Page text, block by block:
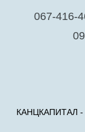
067-416-
КАНЦКАПИТАЛ -